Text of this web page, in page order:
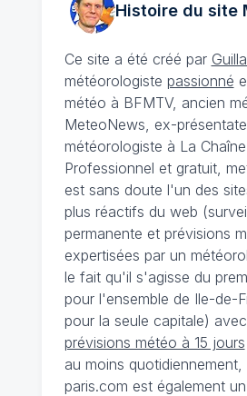
Histoire du site
Ce site a été créé par
météorologiste passionné
météo à BFMTV, ancien
MeteoNews, ex-
météorologiste à La
Professionnel et gratuit,
est sans doute l'un des
plus réactifs du web
permanente et prévisions
expertisées par un
le fait qu'il s'agisse du
pour l'ensemble de Ile-de-
pour la seule capitale)
prévisions météo à 15 jours
au moins
paris.com est également